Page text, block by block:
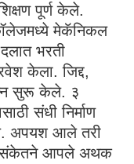
पूर्ण केले.
मेकॅनिकल
भरती
केला. जिद्द,
सुरू केले. ३
संधी निर्माण
अपयश आले तरी
संकेतने आपले अथक